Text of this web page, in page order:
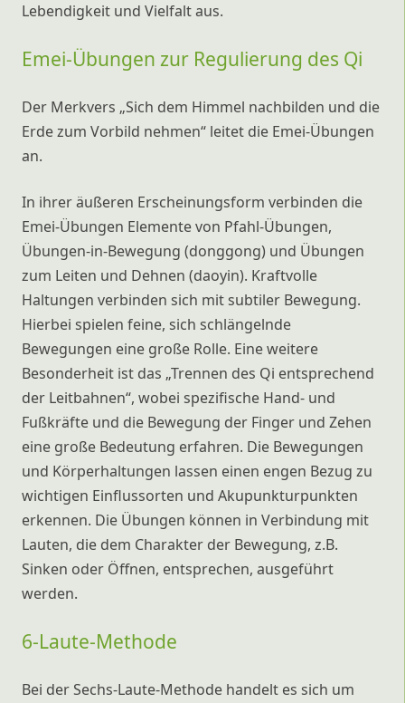
Lebendigkeit und Vielfalt aus.
Emei-Übungen zur Regulierung des Qi
Der Merkvers „Sich dem Himmel nachbilden und die
Erde zum Vorbild nehmen“ leitet die Emei-Übungen
an.
In ihrer äußeren Erscheinungsform verbinden die
Emei-Übungen Elemente von Pfahl-Übungen,
Übungen-in-Bewegung (donggong) und Übungen
zum Leiten und Dehnen (daoyin). Kraftvolle
Haltungen verbinden sich mit subtiler Bewegung.
Hierbei spielen feine, sich schlängelnde
Bewegungen eine große Rolle. Eine weitere
Besonderheit ist das „Trennen des Qi entsprechend
der Leitbahnen“, wobei spezifische Hand- und
Fußkräfte und die Bewegung der Finger und Zehen
eine große Bedeutung erfahren. Die Bewegungen
und Körperhaltungen lassen einen engen Bezug zu
wichtigen Einflussorten und Akupunkturpunkten
erkennen. Die Übungen können in Verbindung mit
Lauten, die dem Charakter der Bewegung, z.B.
Sinken oder Öffnen, entsprechen, ausgeführt
werden.
6-Laute-Methode
Bei der Sechs-Laute-Methode handelt es sich um